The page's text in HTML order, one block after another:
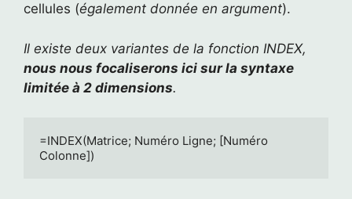
cellules (également donnée en argument).
Il existe deux variantes de la fonction INDEX,
nous nous focaliserons ici sur la syntaxe
limitée à 2 dimensions.
=INDEX(Matrice; Numéro Ligne; [Numéro
Colonne])